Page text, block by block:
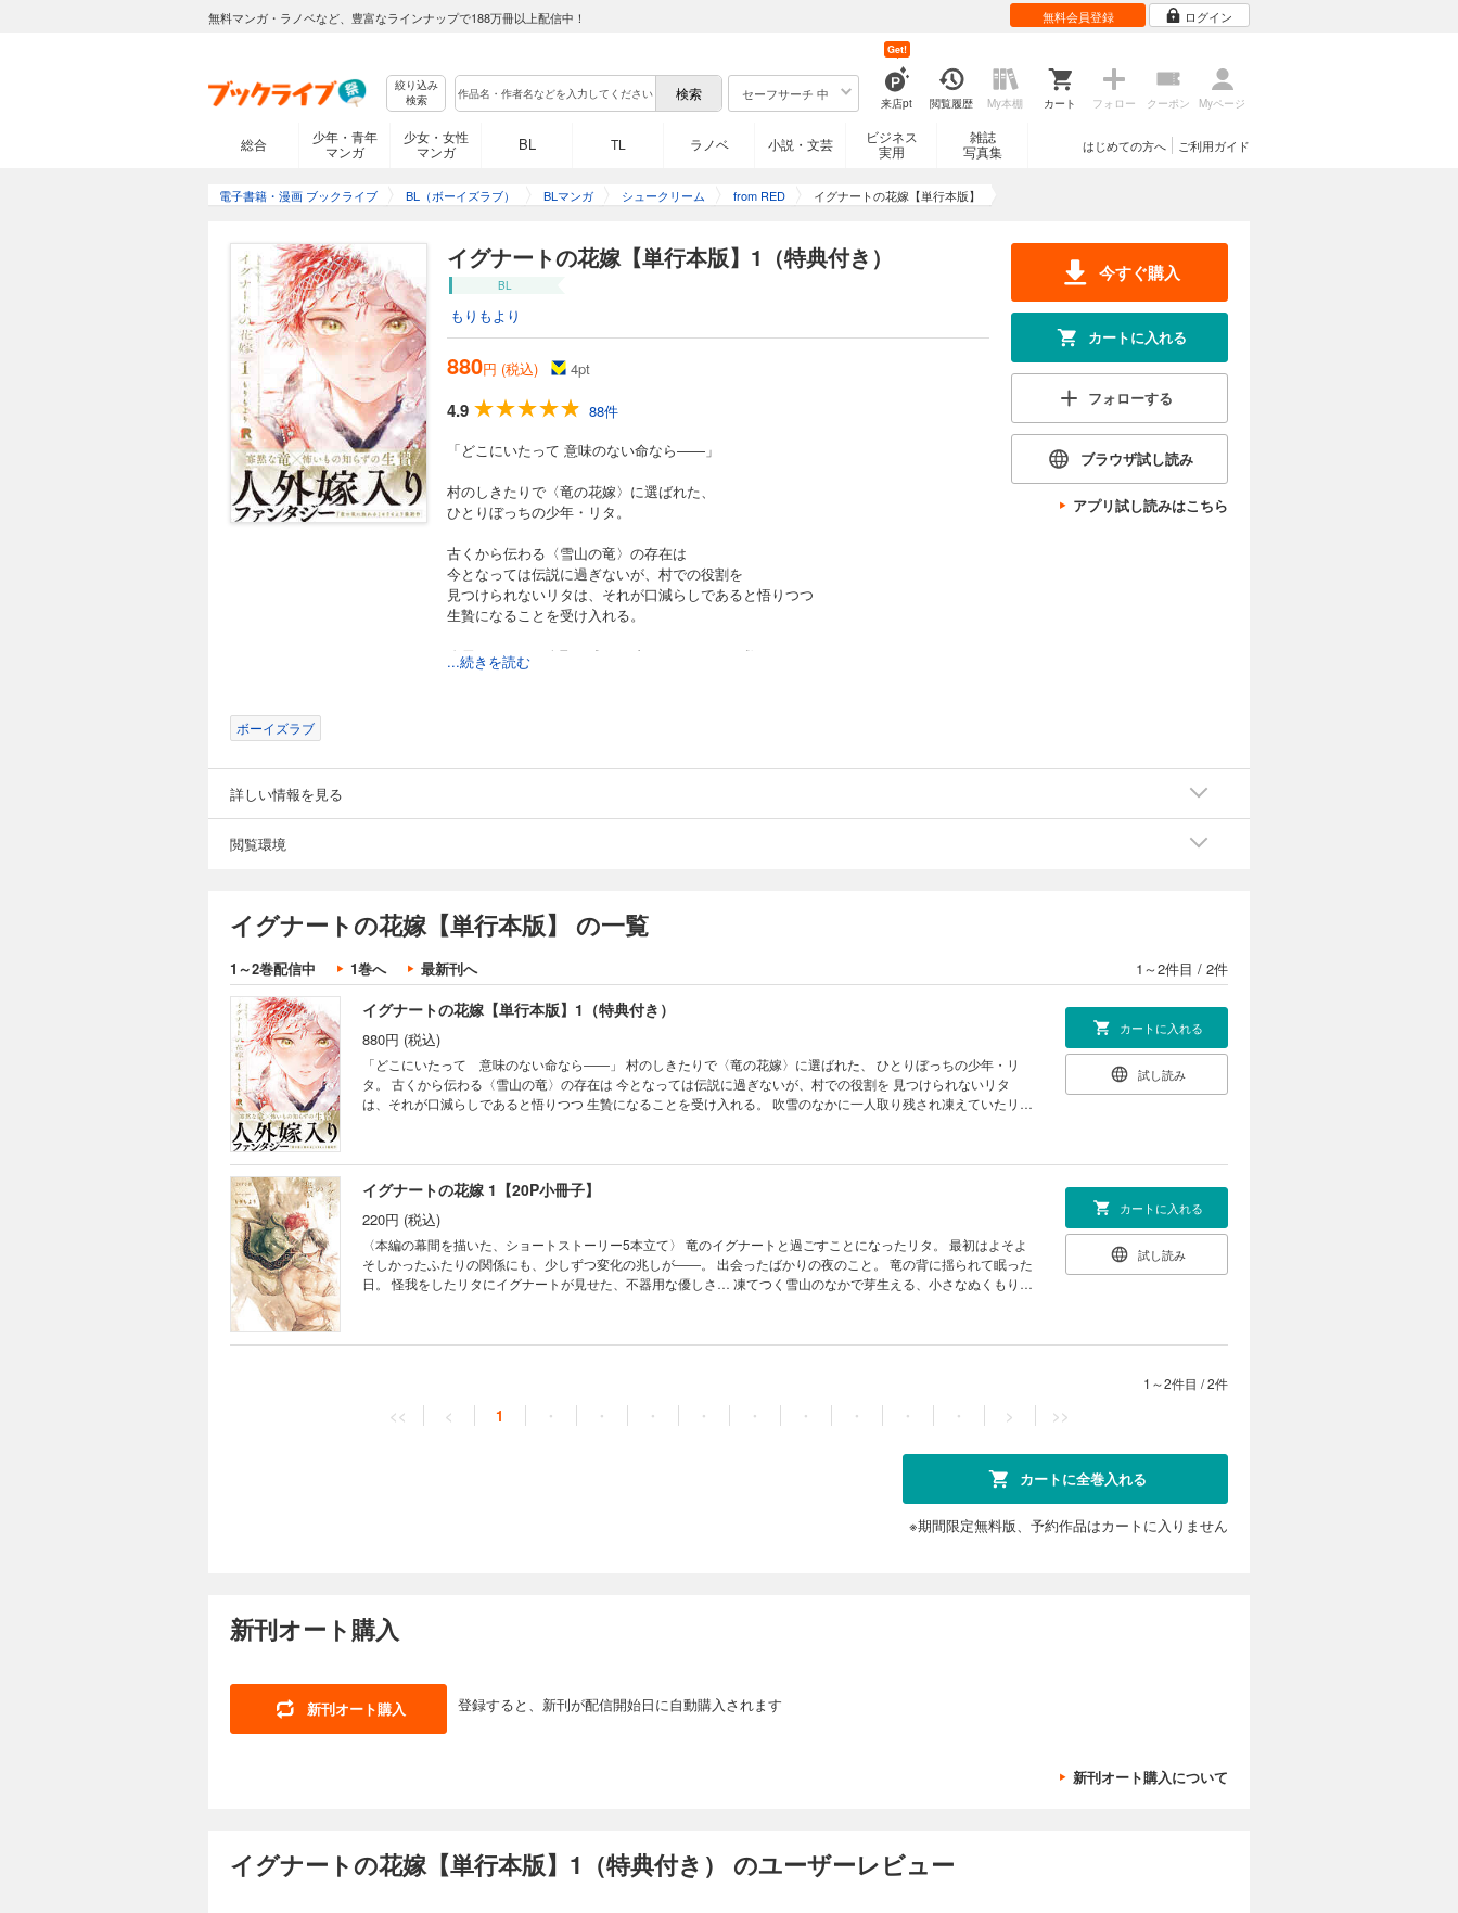
無料マンガ・ラノベなど、豊富なラインナップで188万冊以上配信中！ 無料会員登録 ログイン
絞り込み
検索
セーフサーチ 中
来店pt
Get!
閲覧履歴 My本棚 カート フォロー クーポン Myページ
総合
少年・青年
マンガ
少女・女性
マンガ
BL TL ラノベ 小説・文芸
ビジネス
実用
雑誌
写真集
ご利用ガイド
はじめての方へ
電子書籍・漫画 ブックライブ BL（ボーイズラブ） BLマンガ シュークリーム from RED イグナートの花嫁【単行本版】
イグナートの花嫁【単行本版】1（特典付き）
BL
もりもより
880円 (税込) 4pt
4.9
88件
「どこにいたって 意味のない命なら――」
村のしきたりで〈竜の花嫁〉に選ばれた、
ひとりぼっちの少年・リタ。
古くから伝わる〈雪山の竜〉の存在は
今となっては伝説に過ぎないが、村での役割を
見つけられないリタは、それが口減らしであると悟りつつ
生贄になることを受け入れる。
吹雪のなかに一人取り残され凍えていたリタを救ったのは、
人の姿をした美しい竜・イグナートだった。
【人間を“竜化”する儀式】の秘密を知り――。
◆収録内容◆
「イグナートの花嫁」1～5話
単行本収録描き下ろし5P
特典（おまけイラスト1P）
※「特典（おまけイラスト1P）」は紙コミックスの応援書店にて配布されているもの
...続きを読む
今すぐ購入
カートに入れる
フォローする
ブラウザ試し読み
アプリ試し読みはこちら
ボーイズラブ
詳しい情報を見る
閲覧環境
イグナートの花嫁【単行本版】 の一覧
1～2巻配信中 1巻へ 最新刊へ 1～2件目 / 2件
イグナートの花嫁【単行本版】1（特典付き）
880円 (税込)
「どこにいたって 意味のない命なら――」 村のしきたりで〈竜の花嫁〉に選ばれた、 ひとりぼっちの少年・リ
タ。 古くから伝わる〈雪山の竜〉の存在は 今となっては伝説に過ぎないが、村での役割を 見つけられないリタ
は、それが口減らしであると悟りつつ 生贄になることを受け入れる。 吹雪のなかに一人取り残され凍えていたリタ
ないリタは 【人間を“竜化”する儀式】の秘密を知り――。 寡黙な竜×怖いもの知らずの生贄 凍てつく心を癒す、人
外嫁入りファンタジーBL！ ◆収録内容◆ 「イグナートの花嫁」1～5話 単行本収録描き下ろし5P 特典（おまけイ
ラスト1P） ※「特典（おまけイラスト1P）」は紙コミックスの応援書店にて配布されているものと同様のものが収
録されています。
カートに入れる
試し読み
イグナートの花嫁 1【20P小冊子】
220円 (税込)
〈本編の幕間を描いた、ショートストーリー5本立て〉 竜のイグナートと過ごすことになったリタ。 最初はよそよ
そしかったふたりの関係にも、少しずつ変化の兆しが――。 出会ったばかりの夜のこと。 竜の背に揺られて眠った
日。 怪我をしたリタにイグナートが見せた、不器用な優しさ… 凍てつく雪山のなかで芽生える、小さなぬくもり。
記となりますのでご注意ください。
カートに入れる
試し読み
1～2件目 /2件
<< < 1 ・ ・ ・ ・ ・ ・ ・ ・ ・ > >>
カートに全巻入れる
※期間限定無料版、予約作品はカートに入りません
新刊オート購入
新刊オート購入 登録すると、新刊が配信開始日に自動購入されます
新刊オート購入について
イグナートの花嫁【単行本版】1（特典付き） のユーザーレビュー